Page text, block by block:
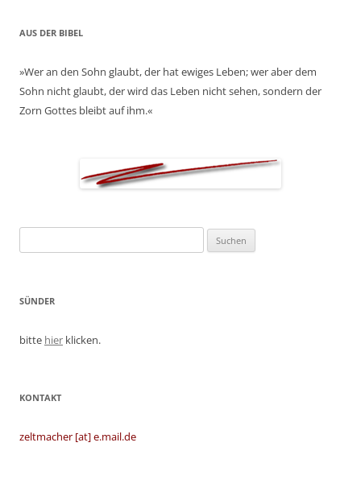
AUS DER BIBEL
»Wer an den Sohn glaubt, der hat ewiges Leben; wer aber dem
Sohn nicht glaubt, der wird das Leben nicht sehen, sondern der
Zorn Gottes bleibt auf ihm.«
nach:
SÜNDER
bitte hier klicken.
KONTAKT
zeltmacher [at] e.mail.de